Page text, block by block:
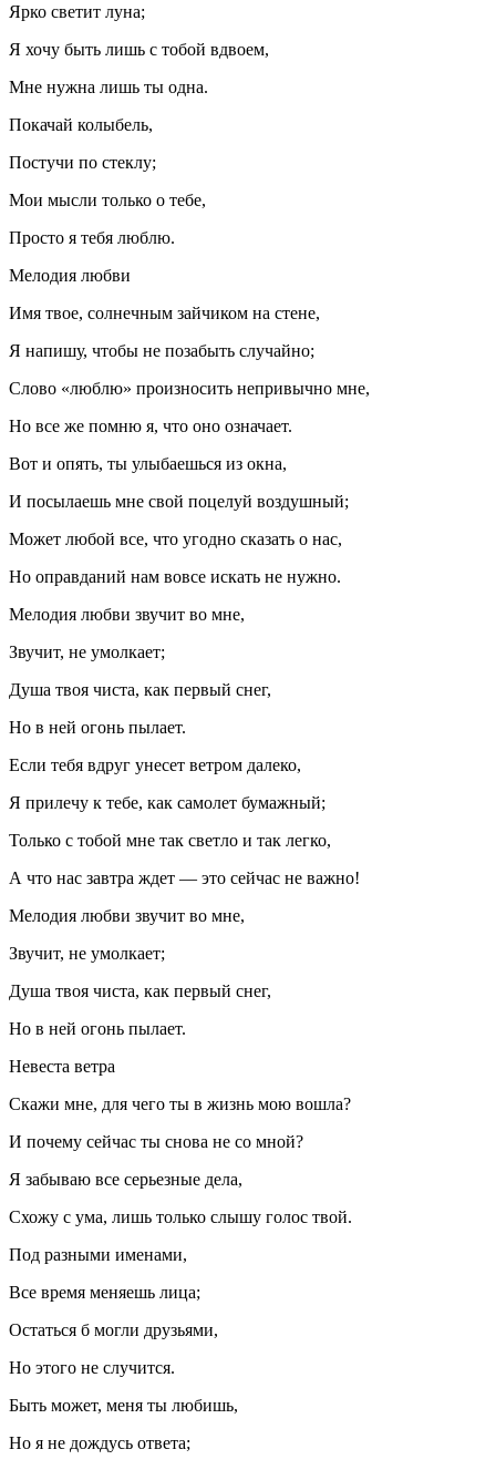
Ярко светит луна;
Я хочу быть лишь с тобой вдвоем,
Мне нужна лишь ты одна.
Покачай колыбель,
Постучи по стеклу;
Мои мысли только о тебе,
Просто я тебя люблю.
Мелодия любви
Имя твое, солнечным зайчиком на стене,
Я напишу, чтобы не позабыть случайно;
Слово «люблю» произносить непривычно мне,
Но все же помню я, что оно означает.
Вот и опять, ты улыбаешься из окна,
И посылаешь мне свой поцелуй воздушный;
Может любой все, что угодно сказать о нас,
Но оправданий нам вовсе искать не нужно.
Мелодия любви звучит во мне,
Звучит, не умолкает;
Душа твоя чиста, как первый снег,
Но в ней огонь пылает.
Если тебя вдруг унесет ветром далеко,
Я прилечу к тебе, как самолет бумажный;
Только с тобой мне так светло и так легко,
А что нас завтра ждет — это сейчас не важно!
Мелодия любви звучит во мне,
Звучит, не умолкает;
Душа твоя чиста, как первый снег,
Но в ней огонь пылает.
Невеста ветра
Скажи мне, для чего ты в жизнь мою вошла?
И почему сейчас ты снова не со мной?
Я забываю все серьезные дела,
Схожу с ума, лишь только слышу голос твой.
Под разными именами,
Все время меняешь лица;
Остаться б могли друзьями,
Но этого не случится.
Быть может, меня ты любишь,
Но я не дождусь ответа;